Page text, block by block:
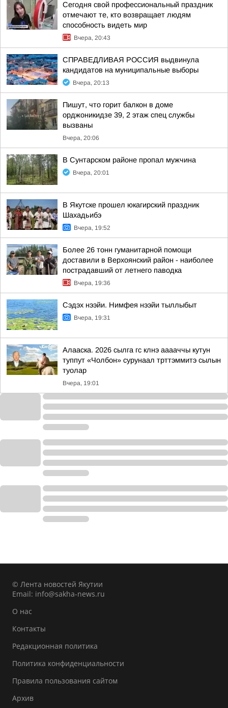
Сегодня свой профессиональный праздник
отмечают те, кто возвращает людям
способность видеть мир
Вчера, 20:43
СПРАВЕДЛИВАЯ РОССИЯ выдвинула
кандидатов на муниципальные выборы
Вчера, 20:13
Пишут, что горит балкон в доме
орджоникидзе 39, 2 этаж спец службы
вызваны
Вчера, 20:06
В Сунтарском районе пропал мужчина
Вчера, 20:01
В Якутске прошел юкагирский праздник
Шахадьибэ
Вчера, 19:52
Более 26 тонн гуманитарной помощи
доставили в Верхоянский район - наиболее
пострадавший от летнего паводка
Вчера, 19:36
Сэдэх нээйи. Нимфея нээйи тыллыбыт
Вчера, 19:31
Алааска. 2026 сылга гс клнэ ааааччы кутун
туппут «Чолбон» сурунаал трттэммитэ сылын
туолар
Вчера, 19:01
© Лента новостей Якутии
Email: info@sakha-news.ru
О нас
Контакты
Редакционная политика
Политика конфиденциальности
Правила пользования сайтом
Архив